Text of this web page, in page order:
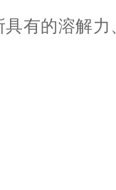
有的溶解力、